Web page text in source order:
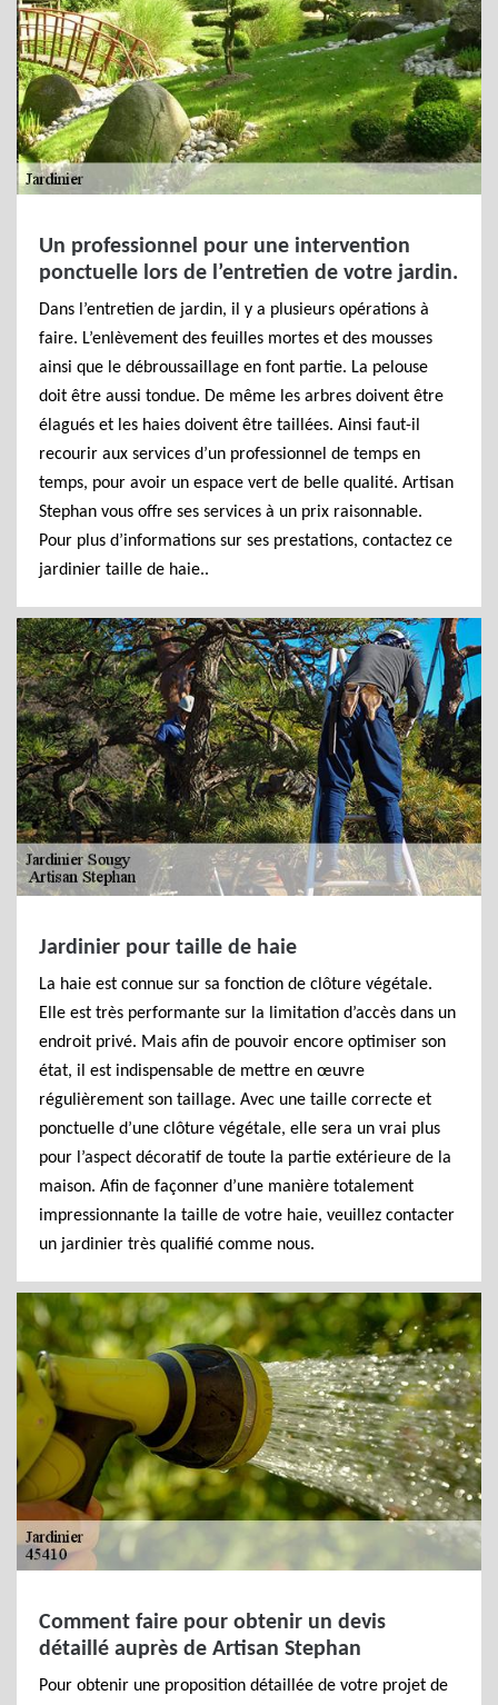
Un professionnel pour une intervention
ponctuelle lors de l’entretien de votre jardin.
Dans l’entretien de jardin, il y a plusieurs opérations à
faire. L’enlèvement des feuilles mortes et des mousses
ainsi que le débroussaillage en font partie. La pelouse
doit être aussi tondue. De même les arbres doivent être
élagués et les haies doivent être taillées. Ainsi faut-il
recourir aux services d’un professionnel de temps en
temps, pour avoir un espace vert de belle qualité. Artisan
Stephan vous offre ses services à un prix raisonnable.
Pour plus d’informations sur ses prestations, contactez ce
jardinier taille de haie..
Jardinier pour taille de haie
La haie est connue sur sa fonction de clôture végétale.
Elle est très performante sur la limitation d’accès dans un
endroit privé. Mais afin de pouvoir encore optimiser son
état, il est indispensable de mettre en œuvre
régulièrement son taillage. Avec une taille correcte et
ponctuelle d’une clôture végétale, elle sera un vrai plus
pour l’aspect décoratif de toute la partie extérieure de la
maison. Afin de façonner d’une manière totalement
impressionnante la taille de votre haie, veuillez contacter
un jardinier très qualifié comme nous.
Comment faire pour obtenir un devis
détaillé auprès de Artisan Stephan
Pour obtenir une proposition détaillée de votre projet de